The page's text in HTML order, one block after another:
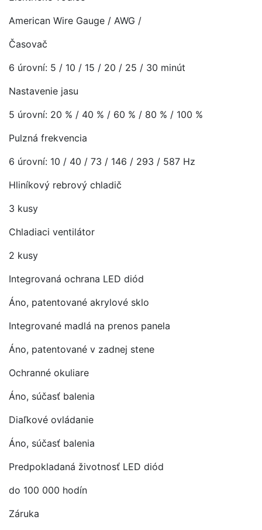
American Wire Gauge / AWG /
Časovač
6 úrovní: 5 / 10 / 15 / 20 / 25 / 30 minút
Nastavenie jasu
5 úrovní: 20 % / 40 % / 60 % / 80 % / 100 %
Pulzná frekvencia
6 úrovní: 10 / 40 / 73 / 146 / 293 / 587 Hz
Hliníkový rebrový chladič
3 kusy
Chladiaci ventilátor
2 kusy
Integrovaná ochrana LED diód
Áno, patentované akrylové sklo
Integrované madlá na prenos panela
Áno, patentované v zadnej stene
Ochranné okuliare
Áno, súčasť balenia
Diaľkové ovládanie
Áno, súčasť balenia
Predpokladaná životnosť LED diód
do 100 000 hodín
Záruka